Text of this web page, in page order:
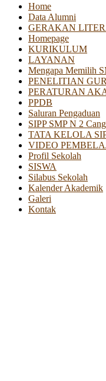
Home
Data Alumni
GERAKAN
Homepage
KURIKULUM
LAYANAN
Mengapa Memilih
PENELITIAN
PERATURAN
PPDB
Saluran Pengaduan
SIPP SMP N 2
TATA KELOLA
VIDEO
Profil Sekolah
SISWA
Silabus Sekolah
Kalender Akademik
Galeri
Kontak